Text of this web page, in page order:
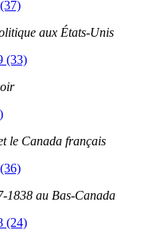
aux États-Unis
(33)
le Canada français
1838 au Bas-Canada
(24)